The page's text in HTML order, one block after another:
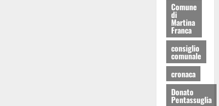
Comune
di
Martina
Franca
consiglio
comunale
cronaca
Donato
Pentassuglia